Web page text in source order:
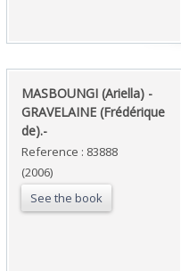
‎MASBOUNGI (Ariella) -
GRAVELAINE (Frédérique
de).-‎
Reference : 83888
(2006)
See the book